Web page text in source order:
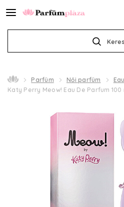
Parfüm Női parfüm
Katy Perry Meow! Eau De Parfum 100